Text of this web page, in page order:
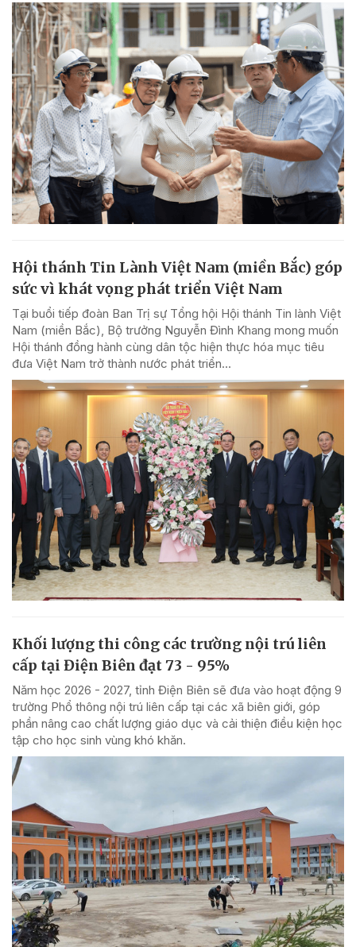
Hội thánh Tin Lành Việt Nam (miền Bắc) góp
sức vì khát vọng phát triển Việt Nam
Tại buổi tiếp đoàn Ban Trị sự Tổng hội Hội thánh Tin lành Việt
Nam (miền Bắc), Bộ trưởng Nguyễn Đình Khang mong muốn
Hội thánh đồng hành cùng dân tộc hiện thực hóa mục tiêu
đưa Việt Nam trở thành nước phát triển...
Khối lượng thi công các trường nội trú liên
cấp tại Điện Biên đạt 73 - 95%
Năm học 2026 - 2027, tỉnh Điện Biên sẽ đưa vào hoạt động 9
trường Phổ thông nội trú liên cấp tại các xã biên giới, góp
phần nâng cao chất lượng giáo dục và cải thiện điều kiện học
tập cho học sinh vùng khó khăn.